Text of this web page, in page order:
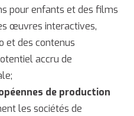
pour enfants et des films
œuvres interactives,
et des contenus
accru de
de production
les sociétés de